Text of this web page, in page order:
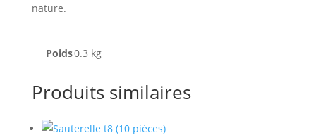
nature.
Poids0.3 kg
Produits similaires